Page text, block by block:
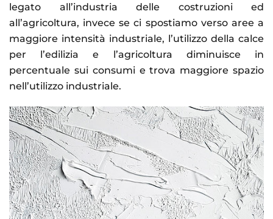
legato all’industria delle costruzioni ed
all’agricoltura, invece se ci spostiamo verso aree a
maggiore intensità industriale, l’utilizzo della calce
per l’edilizia e l’agricoltura diminuisce in
percentuale sui consumi e trova maggiore spazio
nell’utilizzo industriale.